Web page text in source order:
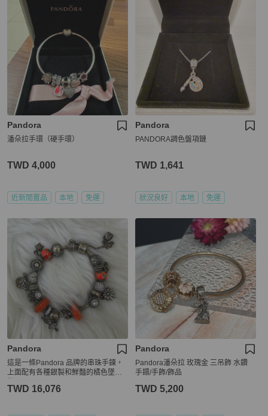
Pandora
潘朵拉手環（硬手環）
TWD 4,000
近新閒置品 本地 免運
Pandora
PANDORA調色盤項鏈
TWD 1,641
狀況良好 本地 免運
Pandora
這是一條Pandora 品牌的串珠手鍊，
上面配有各種銀製和鮮豔的橘色墜
TWD 16,076
Pandora
Pandora潘朵拉 玫瑰金 三吊飾 水鑽
手鐶/手飾/飾品
TWD 5,200